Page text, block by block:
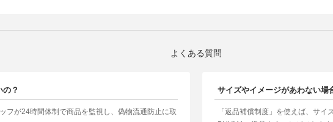
よくある質問
？
フが24時間体制で商品を監視し、偽物流通防止に取
サイズやイメージがあわない場
「返品補償制度」を使えば、サ